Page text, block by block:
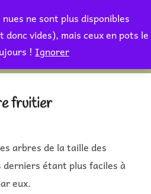
ne sont plus disponibles
vides), mais ceux en pots le
! Ignorer
Rechercher :
fruitier
arbres de la taille des
étant plus faciles à
eux.